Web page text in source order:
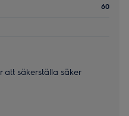
60
att säkerställa säker